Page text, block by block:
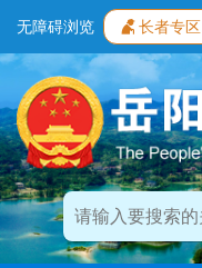
无障碍浏览 长者专区